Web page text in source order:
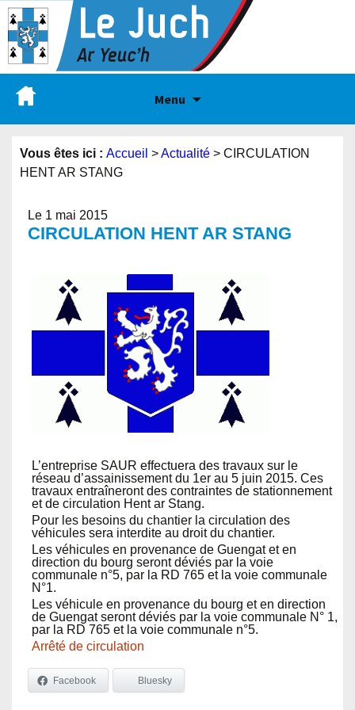
Menu
Vous êtes ici : Accueil >Actualité > CIRCULATION
HENT AR STANG
Le 1 mai 2015
CIRCULATION HENT AR STANG
L’entreprise SAUR effectuera des travaux sur le
réseau d’assainissement du 1er au 5 juin 2015. Ces
travaux entraîneront des contraintes de stationnement
et de circulation Hent ar Stang.
Pour les besoins du chantier la circulation des
véhicules sera interdite au droit du chantier.
Les véhicules en provenance de Guengat et en
direction du bourg seront déviés par la voie
communale n°5, par la RD 765 et la voie communale
N°1.
Les véhicule en provenance du bourg et en direction
de Guengat seront déviés par la voie communale N° 1,
par la RD 765 et la voie communale n°5.
Arrêté de circulation
Facebook Bluesky